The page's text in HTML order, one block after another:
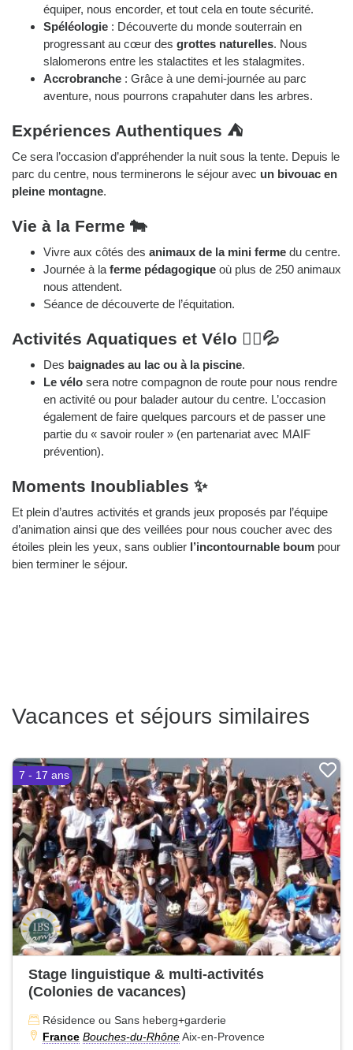
équiper, nous encorder, et tout cela en toute sécurité.
Spéléologie : Découverte du monde souterrain en
progressant au cœur des grottes naturelles. Nous
slalomerons entre les stalactites et les stalagmites.
Accrobranche : Grâce à une demi-journée au parc
aventure, nous pourrons crapahuter dans les arbres.
Expériences Authentiques ⛺
Ce sera l’occasion d’appréhender la nuit sous la tente. Depuis le
parc du centre, nous terminerons le séjour avec un bivouac en
pleine montagne.
Vie à la Ferme 🐄
Vivre aux côtés des animaux de la mini ferme du centre.
Journée à la ferme pédagogique où plus de 250 animaux
nous attendent.
Séance de découverte de l’équitation.
Activités Aquatiques et Vélo 🚴‍♂️💦
Des baignades au lac ou à la piscine.
Le vélo sera notre compagnon de route pour nous rendre
en activité ou pour balader autour du centre. L’occasion
également de faire quelques parcours et de passer une
partie du « savoir rouler » (en partenariat avec MAIF
prévention).
Moments Inoubliables ✨
Et plein d’autres activités et grands jeux proposés par l’équipe
d’animation ainsi que des veillées pour nous coucher avec des
étoiles plein les yeux, sans oublier l’incontournable boum pour
bien terminer le séjour.
Vacances et séjours similaires
7 - 17 ans
Stage linguistique & multi-activités
(Colonies de vacances)
Résidence ou Sans heberg+garderie
France Bouches-du-RhôneAix-en-Provence